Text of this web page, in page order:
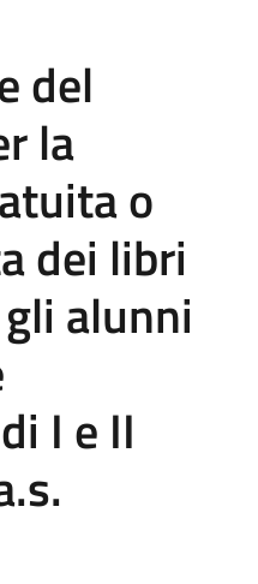
del
la
o
dei libri
alunni
I e II